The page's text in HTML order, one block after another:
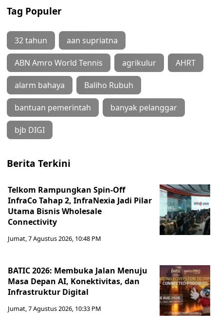
Tag Populer
32 tahun aan supriatna
ABN Amro World Tennis agrikulur AHRT
alarm bahaya Baliho Rubuh
bantuan pemerintah banyak pelanggar
bjb DIGI
Berita Terkini
Telkom Rampungkan Spin-Off
InfraCo Tahap 2, InfraNexia Jadi Pilar
Utama Bisnis Wholesale
Connectivity
Jumat, 7 Agustus 2026, 10:48 PM
BATIC 2026: Membuka Jalan Menuju
Masa Depan AI, Konektivitas, dan
Infrastruktur Digital
Jumat, 7 Agustus 2026, 10:33 PM